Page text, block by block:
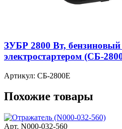
ЗУБР 2800 Вт, бензиновый
электростартером (СБ-
Артикул: СБ-2800Е
Похожие товары
Арт. N000-032-560